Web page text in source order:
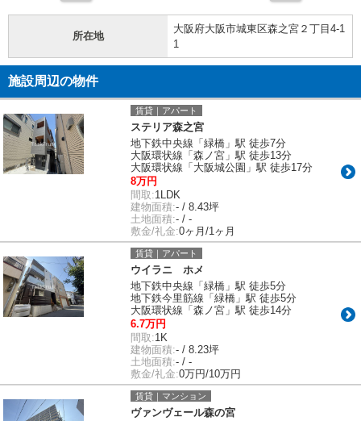
所在地
大阪府大阪市城東区森之宮２丁目4-1
1
施設周辺の物件
賃貸｜アパート
ステリア森之宮
地下鉄中央線「緑橋」駅 徒歩7分
大阪環状線「森ノ宮」駅 徒歩13分
大阪環状線「大阪城公園」駅 徒歩17分
8万円
間取:1LDK
建物面積:- / 8.43坪
土地面積:- / -
敷金/礼金:0ヶ月/1ヶ月
賃貸｜アパート
ウイラニ ホメ
地下鉄中央線「緑橋」駅 徒歩5分
地下鉄今里筋線「緑橋」駅 徒歩5分
大阪環状線「森ノ宮」駅 徒歩14分
6.7万円
間取:1K
建物面積:- / 8.23坪
土地面積:- / -
敷金/礼金:0万円/10万円
賃貸｜マンション
ヴァンヴェール森の宮